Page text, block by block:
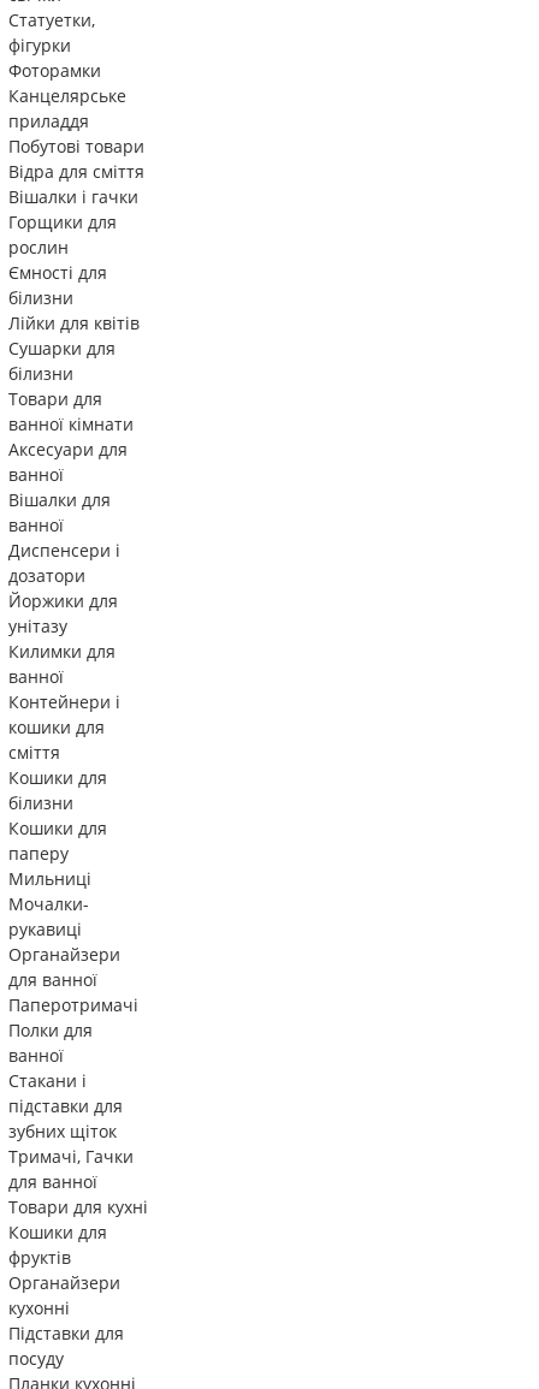
Статуетки,
фігурки
Фоторамки
Канцелярське
приладдя
Побутові товари
Відра для сміття
Вішалки і гачки
Горщики для
рослин
Ємності для
білизни
Лійки для квітів
Сушарки для
білизни
Товари для
ванної кімнати
Аксесуари для
ванної
Вішалки для
ванної
Диспенсери і
дозатори
Йоржики для
унітазу
Килимки для
ванної
Контейнери і
кошики для
сміття
Кошики для
білизни
Кошики для
паперу
Мильниці
Мочалки-
рукавиці
Органайзери
для ванної
Паперотримачі
Полки для
ванної
Стакани і
підставки для
зубних щіток
Тримачі, Гачки
для ванної
Товари для кухні
Кошики для
фруктів
Органайзери
кухонні
Підставки для
посуду
Планки кухонні